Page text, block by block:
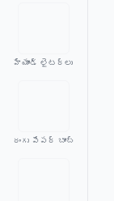
హ్యాండ్ లైటర్లు
రంగు పేపర్ బాంబ్